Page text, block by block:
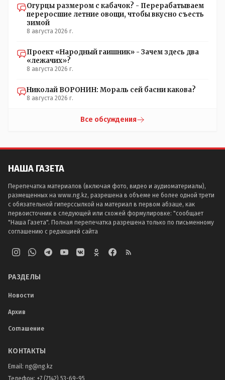
Огурцы размером с кабачок? - Перерабатываем
переросшие летние овощи, чтобы вкусно съесть
зимой
8 августа 2026 г.
Проект «Народный гаишник» - Зачем здесь два
«лежачих»?
8 августа 2026 г.
Николай ВОРОНИН: Мораль сей басни какова?
8 августа 2026 г.
Все обсуждения
НАША ГАЗЕТА
Перепечатка материалов (включая фото, видео и аудиоматериалы),
размещенных на www.ng.kz, разрешена в объеме не более одной трети
с обязательной гиперссылкой на материал в первом абзаце, как
первоисточник в следующей или схожей формулировке: "сообщает
"Наша Газета". Полная перепечатка разрешена только по письменному
соглашению с редакцией сайта
РАЗДЕЛЫ
Новости
Архив
Соглашение
КОНТАКТЫ
Email: ng@ng.kz
Телефон: +7 (7142) 53-69-95